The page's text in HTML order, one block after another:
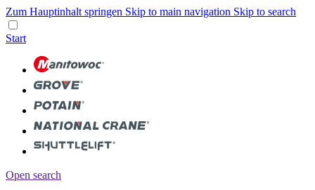
Zum Hauptinhalt springen Skip to main navigation Skip to search
Start
Open search